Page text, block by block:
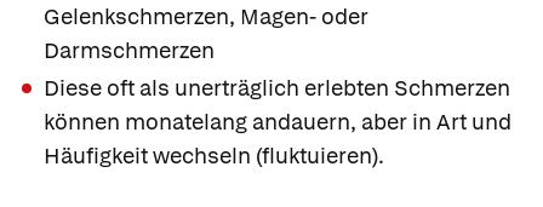
Gelenkschmerzen, Magen- oder
Darmschmerzen
Diese oft als unerträglich erlebten Schmerzen
können monatelang andauern, aber in Art und
Häufigkeit wechseln (fluktuieren).